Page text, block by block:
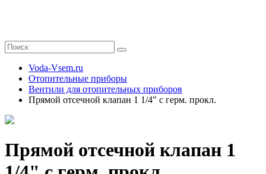
Voda-Vsem.ru
Отопительные приборы
Вентили для отопительных приборов
Прямой отсечной клапан 1 1/4" с герм. прокл.
Прямой отсечной клапан 1